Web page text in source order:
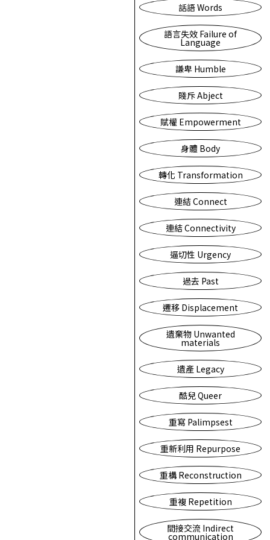
話語 Words
語言失效 Failure of
Language
謙卑 Humble
賤斥 Abject
賦權 Empowerment
身體 Body
轉化 Transformation
連結 Connect
連結 Connectivity
逼切性 Urgency
過去 Past
遷移 Displacement
遺棄物 Unwanted
materials
遺產 Legacy
酷兒 Queer
重寫 Palimpsest
重新利用 Repurpose
重構 Reconstruction
重複 Repetition
間接交流 Indirect
communication